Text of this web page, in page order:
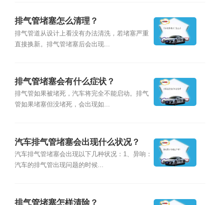
排气管堵塞怎么清理？
排气管道从设计上看没有办法清洗，若堵塞严重
直接换新。排气管堵塞后会出现...
排气管堵塞会有什么症状？
排气管如果被堵死，汽车将完全不能启动。排气
管如果堵塞但没堵死，会出现如...
汽车排气管堵塞会出现什么状况？
汽车排气管堵塞会出现以下几种状况：1、异响：
汽车的排气管出现问题的时候...
排气管堵塞怎样清除？